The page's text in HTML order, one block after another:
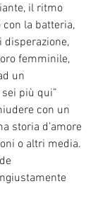
il ritmo
con la batteria,
femminile,
un
più qui”
con un
storia d’amore
o altri media.